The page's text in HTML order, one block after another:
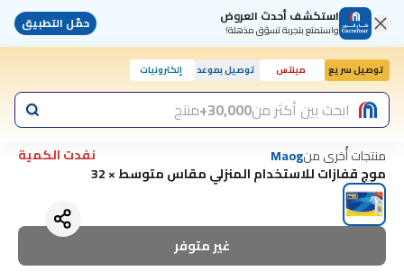
استكشف أحدث العروض
واستمتع بتجربة تسوّق مذهلة! حمّل التطبيق
توصيل سريع مينتس توصيل بموعد إلكترونيات
اليوم, 10:00 صابحث بين أكثر من30,000+ منتج
منتجات أُخرى منMaog
نفدت الكمية
موج قفازات للاستخدام المنزلي مقاس متوسط × 32
غير متوفر